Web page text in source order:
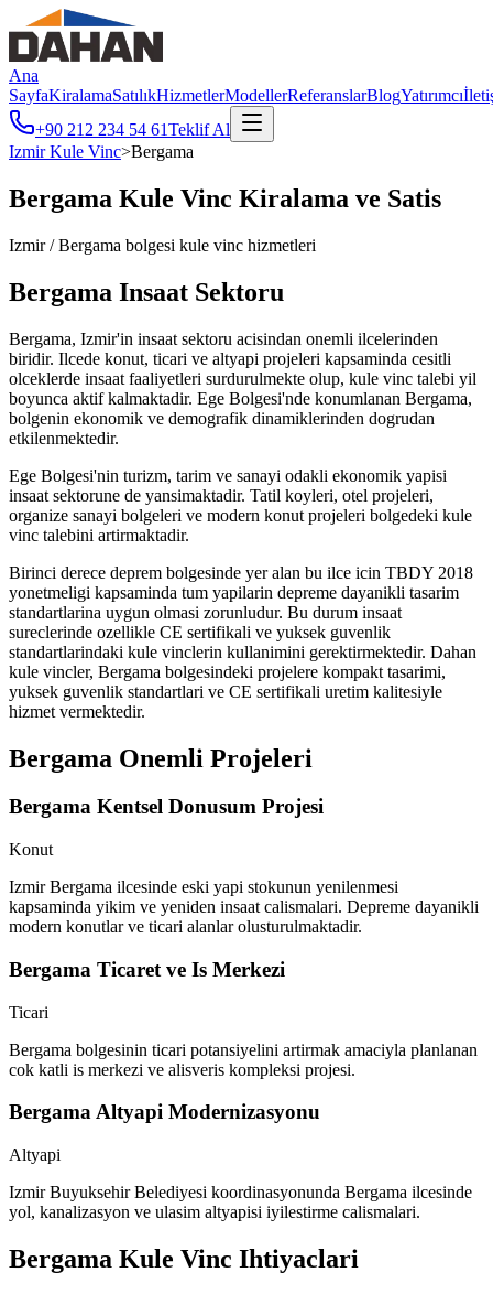
Ana
SayfaKiralamaSatılıkHizmetlerModellerReferanslarBlogYatırımcı
+90 212 234 54 61Teklif Al
IzmirKule Vinc>Bergama
Bergama Kule Vinc Kiralama ve Satis
Izmir/Bergama bolgesi kule vinc hizmetleri
Bergama Insaat Sektoru
Bergama, Izmir'in insaat sektoru acisindan onemli ilcelerinden
biridir. Ilcede konut, ticari ve altyapi projeleri kapsaminda cesitli
olceklerde insaat faaliyetleri surdurulmekte olup, kule vinc talebi yil
boyunca aktif kalmaktadir. Ege Bolgesi'nde konumlanan Bergama,
bolgenin ekonomik ve demografik dinamiklerinden dogrudan
etkilenmektedir.
Ege Bolgesi'nin turizm, tarim ve sanayi odakli ekonomik yapisi
insaat sektorune de yansimaktadir. Tatil koyleri, otel projeleri,
organize sanayi bolgeleri ve modern konut projeleri bolgedeki kule
vinc talebini artirmaktadir.
Birinci derece deprem bolgesinde yer alan bu ilce icin TBDY 2018
yonetmeligi kapsaminda tum yapilarin depreme dayanikli tasarim
standartlarina uygun olmasi zorunludur. Bu durum insaat
sureclerinde ozellikle CE sertifikali ve yuksek guvenlik
standartlarindaki kule vinclerin kullanimini gerektirmektedir. Dahan
kule vincler, Bergama bolgesindeki projelere kompakt tasarimi,
yuksek guvenlik standartlari ve CE sertifikali uretim kalitesiyle
hizmet vermektedir.
Bergama Onemli Projeleri
Bergama Kentsel Donusum Projesi
Konut
Izmir Bergama ilcesinde eski yapi stokunun yenilenmesi
kapsaminda yikim ve yeniden insaat calismalari. Depreme dayanikli
modern konutlar ve ticari alanlar olusturulmaktadir.
Bergama Ticaret ve Is Merkezi
Ticari
Bergama bolgesinin ticari potansiyelini artirmak amaciyla planlanan
cok katli is merkezi ve alisveris kompleksi projesi.
Bergama Altyapi Modernizasyonu
Altyapi
Izmir Buyuksehir Belediyesi koordinasyonunda Bergama ilcesinde
yol, kanalizasyon ve ulasim altyapisi iyilestirme calismalari.
Bergama Kule Vinc Ihtiyaclari